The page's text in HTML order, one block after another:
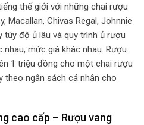
thế giới với những chai rượu
Macallan, Chivas Regal, Johnnie
tùy độ ủ lâu và quy trình ủ rượu
mức giá khác nhau. Rượu
1 triệu đồng cho một chai rượu
theo ngân sách cá nhân cho
cao cấp – Rượu vang